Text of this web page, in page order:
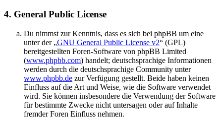
4. General Public License
Du nimmst zur Kenntnis, dass es sich bei phpBB um eine
unter der „GNU General Public License v2“ (GPL)
bereitgestellten Foren-Software von phpBB Limited
(www.phpbb.com) handelt; deutschsprachige Informationen
werden durch die deutschsprachige Community unter
www.phpbb.de zur Verfügung gestellt. Beide haben keinen
Einfluss auf die Art und Weise, wie die Software verwendet
wird. Sie können insbesondere die Verwendung der Software
für bestimmte Zwecke nicht untersagen oder auf Inhalte
fremder Foren Einfluss nehmen.